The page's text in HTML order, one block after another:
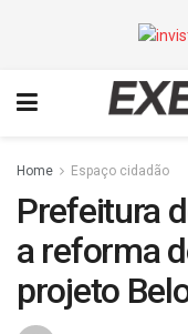
Home Espaço cidadão
Prefeitura
a reforma
projeto